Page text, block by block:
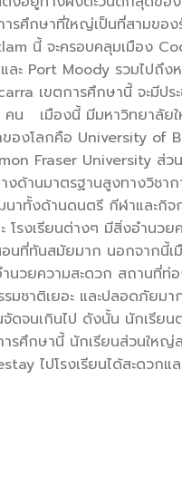
รศึกษาที่ใหญ่เป็นที่สามของ
นี้ จะครอบคลุมเมือง
ะ Port Moody รวมไปถึง
เขตการศึกษานี้ จะมีปร
คน เมืองนี้ มีมหาวิทยาลัย
ของโลกคือ University of
Fraser University ส่วน
ด้านมาตรฐานสูงทางวิชาก
าทั้งด้านดนตรี กีฬาและกิจ
โรงเรียนต่างๆ มีสิ่งอำนวย
อนที่ทันสมัยมาก นอกจากนี้เ
นวยความสะดวก สถานที่ท่
มชาติเยอะ และปลอดภัยม
ดจนเกินไป ดังนั้น นักเรียน
รศึกษานี้ นักเรียนส่วนใหญ่
ไปโรงเรียนได้สะดวกแ